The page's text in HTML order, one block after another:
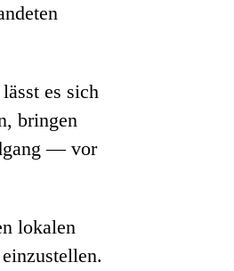
es sich
bringen
— vor
lokalen